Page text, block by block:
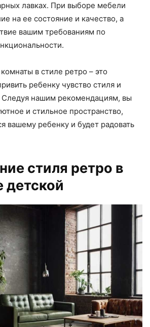
лавках. При выборе мебели
на ее состояние и качество, а
вашим требованиям по
в стиле ретро – это
ребенку чувство стиля и
Следуя нашим рекомендациям, вы
и стильное пространство,
вашему ребенку и будет радовать
стиля ретро в
детской